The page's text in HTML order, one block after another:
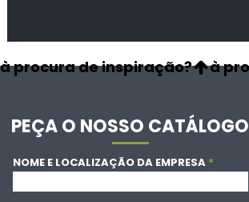
à procura de inspiração?
PEÇA O NOSSO CATÁLOGO
NOME E LOCALIZAÇÃO DA EMPRESA